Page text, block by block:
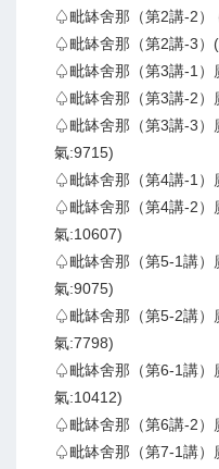
♤毗缽舍那（第2講-2）
♤毗缽舍那（第2講-3）
♤毗缽舍那（第3講-1）
♤毗缽舍那（第3講-2）
♤毗缽舍那（第3講-3）
氣:9715)
♤毗缽舍那（第4講-1）
♤毗缽舍那（第4講-2）
氣:10607)
♤毗缽舍那（第5-1講）
氣:9075)
♤毗缽舍那（第5-2講）
氣:7798)
♤毗缽舍那（第6-1講）
氣:10412)
♤毗缽舍那（第6講-2）
♤毗缽舍那（第7-1講）